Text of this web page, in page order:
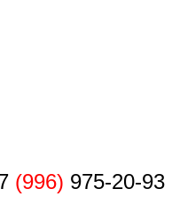
(996) 975-20-93